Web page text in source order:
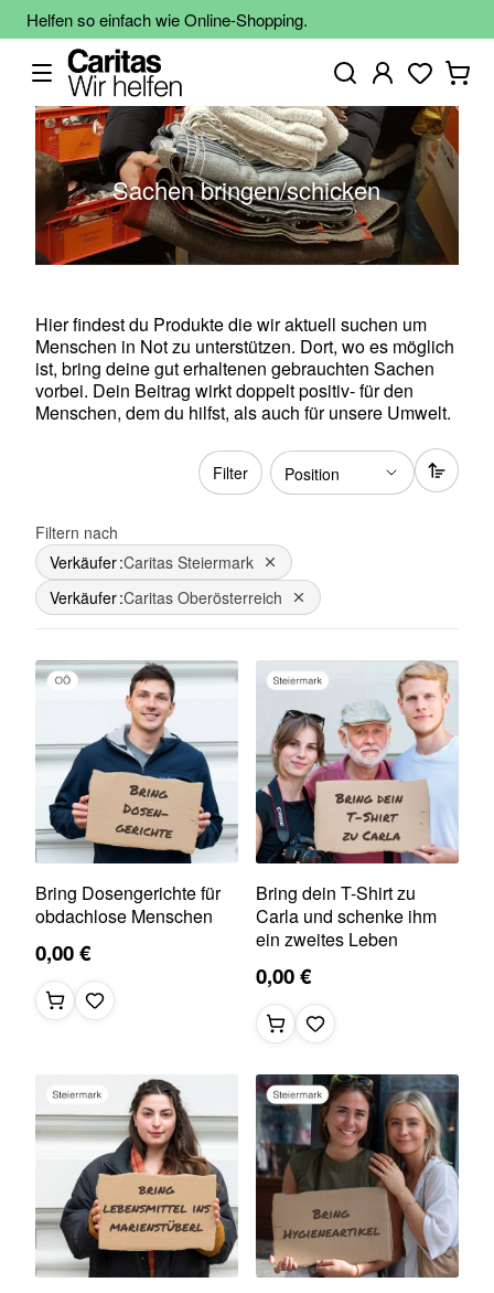
Helfen so einfach wie Online-Shopping.
Sachen bringen/schicken
Hier findest du Produkte die wir aktuell suchen um
Menschen in Not zu unterstützen. Dort, wo es möglich
ist, bring deine gut erhaltenen gebrauchten Sachen
vorbei. Dein Beitrag wirkt doppelt positiv- für den
Menschen, dem du hilfst, als auch für unsere Umwelt.
Filter
Filtern nach
Verkäufer Caritas Steiermark
Dies entfernen
Verkäufer Caritas Oberösterreich Dies entfernen
Bring Dosengerichte für
obdachlose Menschen
0,00 €
Bring dein T-Shirt zu
Carla und schenke ihm
ein zweites Leben
0,00 €